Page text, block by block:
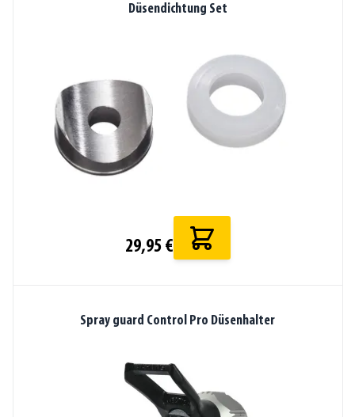
Düsendichtung Set
29,95 €
Spray guard Control Pro Düsenhalter